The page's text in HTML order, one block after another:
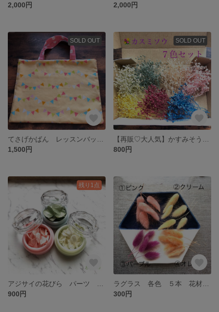
2,000円
2,000円
SOLD OUT
1,500円
SOLD OUT
800円
残り1点
900円
300円